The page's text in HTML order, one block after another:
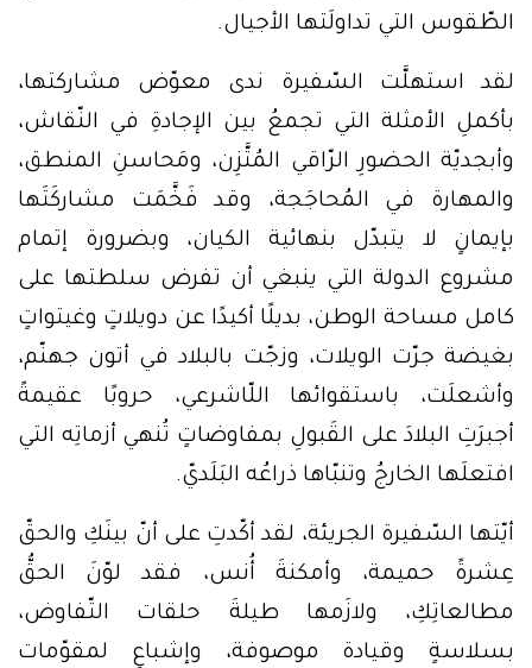
الطّقوس التي تداولَتها الأجيال.
لقد استهلَّت السّفيرة ندى معوّض مشاركتها،
بأكملِ الأمثلة التي تجمعُ بين الإجادةِ في النّقاش،
وأبجديّة الحضورِ الرّاقي المُتَّزِن، ومَحاسنِ المنطق،
والمهارة في المُحاجَجة، وقد فَخَّمَت مشاركَتَها
بإيمانٍ لا يتبدّل بنهائية الكيان، وبضرورة إتمام
مشروع الدولة التي ينبغي أن تفرض سلطتها على
كامل مساحة الوطن، بديلًا أكيدًا عن دويلاتٍ وغيتواتٍ
بغيضة جرّت الويلات، وزجّت بالبلاد في أتون جهنّم،
وأشعلَت، باستقوائها اللّاشرعي، حروبًا عقيمةً
أجبرَتِ البلادَ على القَبولِ بمفاوضاتٍ تُنهي أزماتِه التي
افتعلَها الخارجُ وتنبّاها ذراعُه البَلَديّ.
أيّتها السّفيرة الجريئة، لقد أكّدتِ على أنّ بينَكِ والحقّ
عِشرةً حميمة، وأمكنةَ أُنس، فقد لوّنَ الحقُّ
مطالعاتِكِ، ولازَمها طيلةَ حلقات التّفاوض،
بسلاسةٍ وقيادة موصوفة، وإشباعٍ لمقوّمات